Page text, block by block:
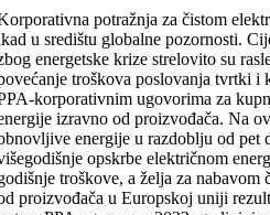
potražnja za čistom
u središtu globalne pozornosti.
energetske krize strelovito su
troškova poslovanja tvrtki i
korporativnim ugovorima za
izravno od proizvođača. Na
energije u razdoblju od pet
opskrbe električnom
troškove, a želja za nabavom
proizvođača u Europskoj uniji